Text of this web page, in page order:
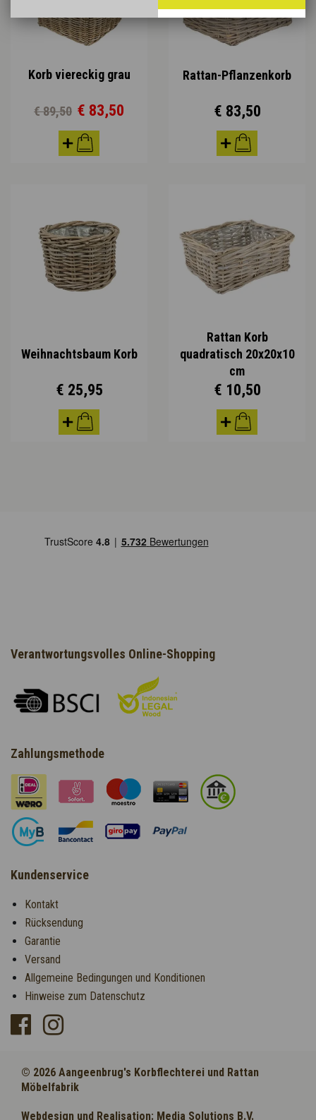
Korb viereckig grau
€ 89,50 € 83,50
Rattan-Pflanzenkorb
€ 83,50
Weihnachtsbaum Korb
€ 25,95
Rattan Korb
quadratisch 20x20x10
cm
€ 10,50
Verantwortungsvolles Online-Shopping
Zahlungsmethode
Kundenservice
Kontakt
Rücksendung
Garantie
Versand
Allgemeine Bedingungen und Konditionen
Hinweise zum Datenschutz
© 2026 Aangeenbrug's Korbflechterei und Rattan
Möbelfabrik
Webdesign und Realisation: Media Solutions B.V.